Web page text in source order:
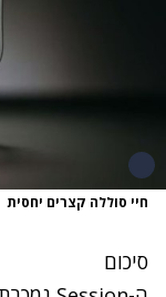
חיי סוללה קצרים יחסית
סיכום